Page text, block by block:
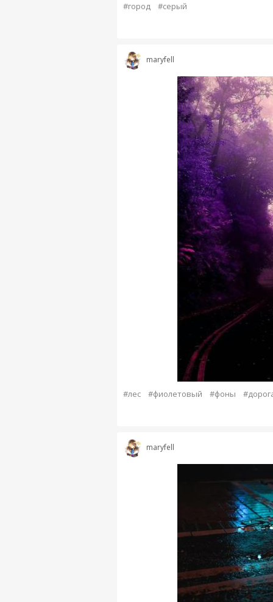
#город #серый
maryfell
#лес #фиолетовый #фоны
maryfell